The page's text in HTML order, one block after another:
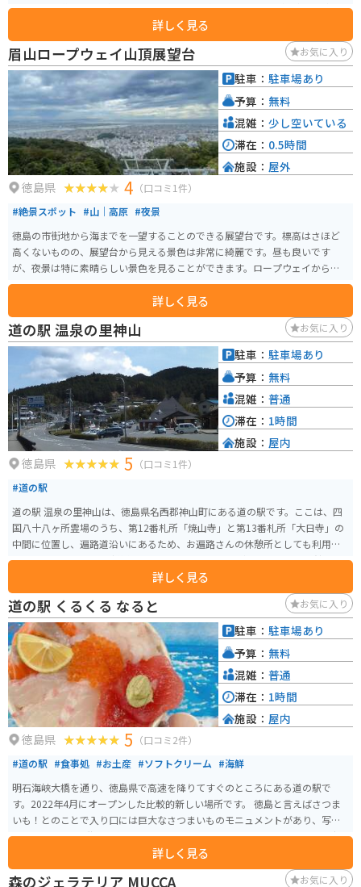
豚」です。道の駅 ながおでは、オリーブ豚を使ったメニューが豊富で、中で
も「オリーブ豚丼」は人気の一品です。ジューシーなオリーブ豚と、甘辛い
タレがご飯によく合います。また、瀬戸内海でとれた新鮮な魚介類を使った
海鮮丼もおすすめです。 バイクで訪れる場合、道の駅 ながおは広い駐車場が
完備されているので安心です。瀬戸内海沿いの道をツーリングする際には、
ぜひ立ち寄ってみてください。道の駅 ながおからは、瀬戸大橋記念公園や、
塩飽諸島へのフェリー乗り場も近いので、観光の拠点としても便利です。
詳しく見る
眉山ロープウェイ山頂展望台 お気に入り
徳島県 4 （口コミ1件）
#絶景スポット #山｜高原 #夜景
徳島の市街地から海までを一望することのできる展望台です。標高はさほど
高くないものの、展望台から見える景色は非常に綺麗です。昼も良いです
が、夜景は特に素晴らしい景色を見ることができます。ロープウェイからも
アクセス可能です。
詳しく見る
駐車： 駐車場あり
予算： 無料
混雑： 少し空いている
滞在： 0.5時間
施設： 屋外
道の駅 温泉の里神山 お気に入り
徳島県 5 （口コミ1件）
#道の駅
道の駅 温泉の里神山は、徳島県名西郡神山町にある道の駅です。ここは、四
国八十八ヶ所霊場のうち、第12番札所「焼山寺」と第13番札所「大日寺」の
中間に位置し、遍路道沿いにあるため、お遍路さんの休憩所としても利用さ
れています。 地元産の新鮮な野菜や果物、特産品などを販売する物産館や、
地元食材を使った料理が味わえるレストランがあります。特に、神山産のす
だちを使った「すだちうどん」や「すだちソフトクリーム」が人気です。ま
た、日帰り入浴施設「温泉の里」では、アルカリ性単純温泉を楽しむことが
できます。露天風呂からは、周囲の山々を一望でき、旅の疲れを癒すのに最適
です。 バイクで訪れる場合、道の駅には広々とした駐車場が完備されている
ので安心です。周辺には、美しい渓谷美で知られる「雨乞いの滝」や、標高1,
000m級の山々が連なる「剣山スーパー林道」など、ツーリングスポットも充
実しています。道の駅 温泉の里神山は、自然豊かな神山町の魅力を満喫でき
るスポットです。
詳しく見る
駐車： 駐車場あり
予算： 無料
混雑： 普通
滞在： 1時間
施設： 屋内
道の駅 くるくる なると お気に入り
徳島県 5 （口コミ2件）
#道の駅 #食事処 #お土産 #ソフトクリーム #海鮮
明石海峡大橋を通り、徳島県で高速を降りてすぐのところにある道の駅で
す。2022年4月にオープンした比較的新しい場所です。 徳島と言えばさつま
いも！とのことで入り口には巨大なさつまいものモニュメントがあり、写真
スポットです。2階建の施設はとてもキレイで、食べ物やお土産、野菜、デザ
ートなどたくさん売っています。店内で食べれる海鮮丼は人気で種類も豊富
で新鮮です。
詳しく見る
駐車： 駐車場あり
予算： 無料
混雑： 普通
滞在： 1時間
施設： 屋内
森のジェラテリア MUCCA お気に入り